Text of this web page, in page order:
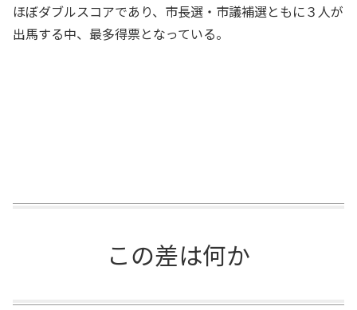
ほぼダブルスコアであり、市長選・市議補選ともに３人が
出馬する中、最多得票となっている。
この差は何か